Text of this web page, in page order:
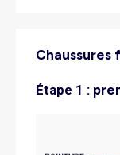
Chaussures
étape 1 :